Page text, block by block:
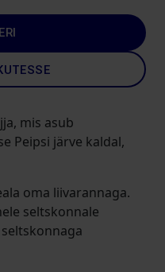
mis asub
Peipsi järve kaldal,
oma liivarannaga.
seltskonnale